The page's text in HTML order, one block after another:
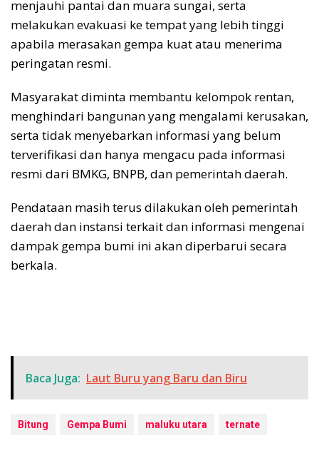
menjauhi pantai dan muara sungai, serta
melakukan evakuasi ke tempat yang lebih tinggi
apabila merasakan gempa kuat atau menerima
peringatan resmi.
Masyarakat diminta membantu kelompok rentan,
menghindari bangunan yang mengalami kerusakan,
serta tidak menyebarkan informasi yang belum
terverifikasi dan hanya mengacu pada informasi
resmi dari BMKG, BNPB, dan pemerintah daerah.
Pendataan masih terus dilakukan oleh pemerintah
daerah dan instansi terkait dan informasi mengenai
dampak gempa bumi ini akan diperbarui secara
berkala.
Baca Juga: Laut Buru yang Baru dan Biru
Bitung Gempa Bumi maluku utara ternate